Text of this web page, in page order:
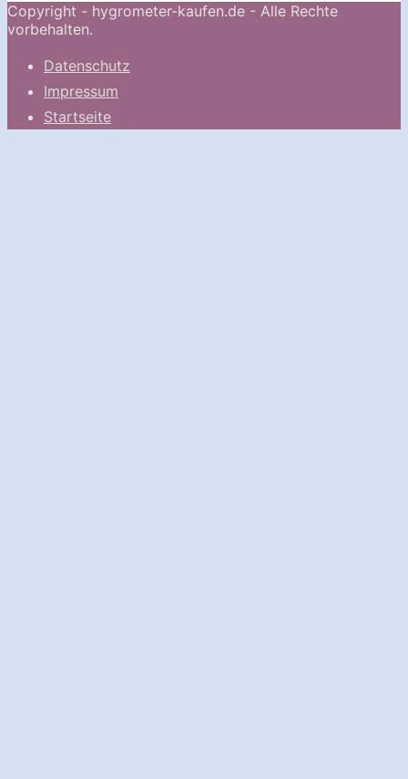
Copyright - hygrometer-kaufen.de - Alle Rechte
vorbehalten.
Datenschutz
Impressum
Startseite